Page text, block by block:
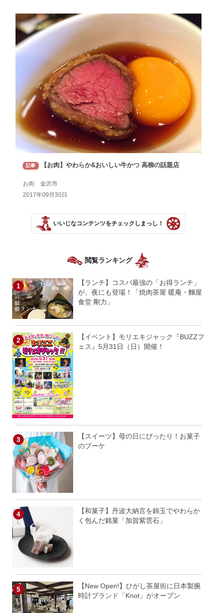
記事 【お肉】やわらか&おいしい牛かつ 高柳の話題店
お肉 金沢市
2017年09月30日
いいじなコンテンツをチェックしまっし！
閲覧ランキング
【ランチ】コスパ最強の「お得ランチ」
が、夜にも登場！「焼肉茶屋 暖庵・麵屋
食堂 剛力」
【イベント】モリエキジャック『BUZZフ
ェス』5月31日（日）開催！
【スイーツ】母の日にぴったり！お菓子
のブーケ
【和菓子】丹波大納言を錦玉でやわらか
く包んだ銘菓「加賀紫雲石」
【New Open!】ひがし茶屋街に日本製腕
時計ブランド「Knot」がオープン